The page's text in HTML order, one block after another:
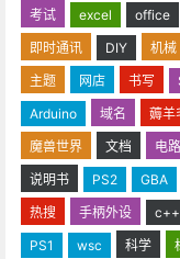
考试 excel office
即时通讯
DIY 机械
主题
网店 书写
Arduino
域名 薅羊
魔兽世界
文档 电路
说明书
PS2 GBA
热搜
手柄外设 c++
PS1
wsc 科学